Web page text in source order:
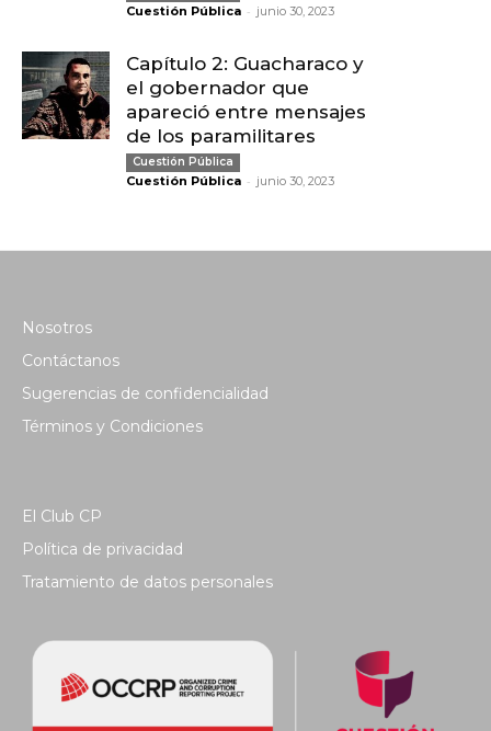
Cuestión Pública - junio 30, 2023
Capítulo 2: Guacharaco y
el gobernador que
apareció entre mensajes
de los paramilitares
Cuestión Pública
Cuestión Pública - junio 30, 2023
Nosotros
Contáctanos
Sugerencias de confidencialidad
Términos y Condiciones
El Club CP
Política de privacidad
Tratamiento de datos personales